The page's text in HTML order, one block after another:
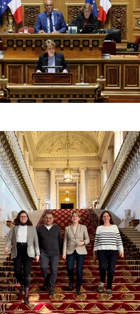
Question écrite
retraités établis
22 mai 2018